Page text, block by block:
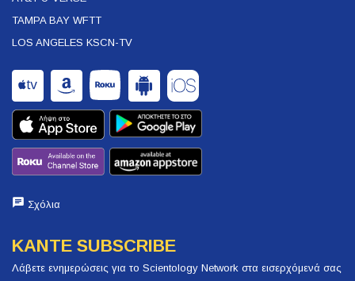
TAMPA BAY WFTT
LOS ANGELES KSCN-TV
Σχόλια
ΚΑΝΤΕ SUBSCRIBE
Λάβετε ενημερώσεις για το Scientology Network στα εισερχόμενά σας